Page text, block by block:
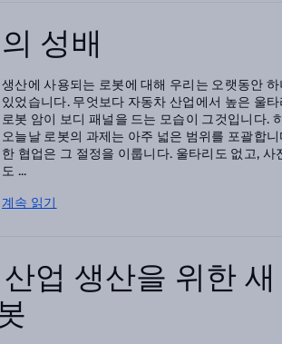
성배
생산에 사용되는 로봇에 대해 우리는 오랫동안
있었습니다. 무엇보다 자동차 산업에서 높은 울
로봇 암이 보디 패널을 드는 모습이 그것입니다.
오늘날 로봇의 과제는 아주 넓은 범위를 포괄합
한 협업은 그 절정을 이룹니다. 울타리도 없고,
도 ...
계속 읽기
업 생산을 위한 새